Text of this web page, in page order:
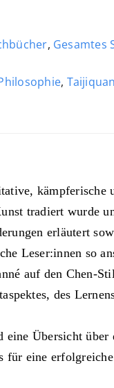
, Gesamtes
, Taijiquan
kämpferische
tradiert wurde
erläutert
Leser:innen so
auf den Chen-
des
eine Übersicht
für eine